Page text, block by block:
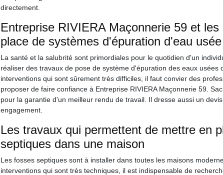
directement.
Entreprise RIVIERA Maçonnerie 59 et
place de systèmes d'épuration d'eau usée
La santé et la salubrité sont primordiales pour le quotidien d'un
réaliser des travaux de pose de système d'épuration des eaux usées
interventions qui sont sûrement très difficiles, il faut convier des
proposer de faire confiance à Entreprise RIVIERA Maçonnerie 59.
pour la garantie d'un meilleur rendu de travail. Il dresse aussi un
engagement.
Les travaux qui permettent de mettre en
septiques dans une maison
Les fosses septiques sont à installer dans toutes les maisons
interventions qui sont très techniques, il est indispensable de